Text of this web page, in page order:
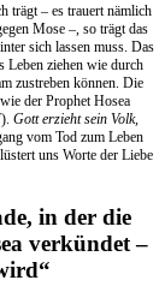
trägt – es trauert nämlich
Mose –, so trägt das
sich lassen muss. Das
ziehen wie durch
zustreben können. Die
der Prophet Hosea
Gott erzieht sein Volk,
vom Tod zum Leben
uns Worte der Liebe
in der die
verkündet –